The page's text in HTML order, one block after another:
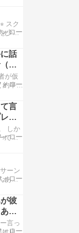
い、
い
に決
の議
で
スク
少し
理
ピザ
揃っ
にか
くな
てい
話
声
し
が仮
約半数
も
たり
こと
は勝
分は
る人
言
ミ
しか
でな
な
その
の
いま
。 ま
も
ーン
ある
点
。ご
紹介
ティ
るス
彼
ら
言っ